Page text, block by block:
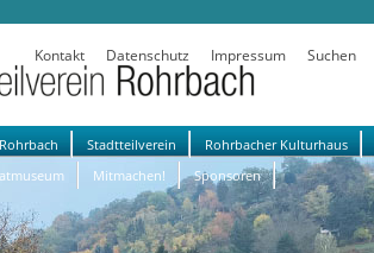
Kontakt Datenschutz Impressum Suchen
Rohrbach Stadtteilverein
Rohrbacher Kulturhaus
Mitmachen! Sponsoren